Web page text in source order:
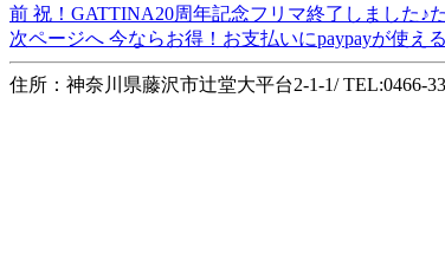
プ
稿
日:
成
者
投
稿
ナ
前 前
の
投
稿:
祝！GATTINA20周年記念フリマ終了しました♪
次ページへ 次
の
投
今ならお得！お支払いにpaypayが使え
住所：神奈川県藤沢市辻堂大平台2-1-1/ TEL:0466-